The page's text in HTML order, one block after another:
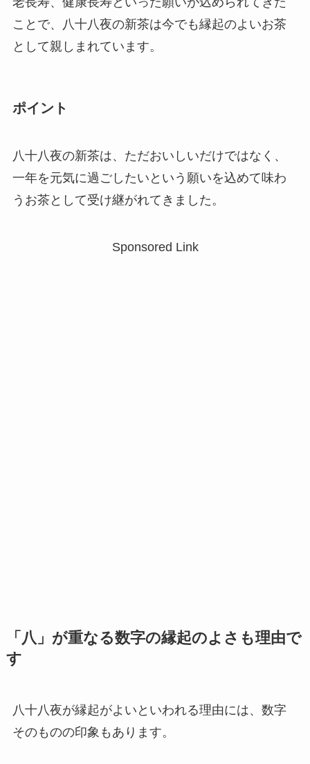
ことで、八十八夜の新茶は今でも縁起のよいお茶
として親しまれています。
ポイント
八十八夜の新茶は、ただおいしいだけではなく、
一年を元気に過ごしたいという願いを込めて味わ
うお茶として受け継がれてきました。
Sponsored Link
「八」が重なる数字の縁起のよさも理由で
す
八十八夜が縁起がよいといわれる理由には、数字
そのものの印象もあります。